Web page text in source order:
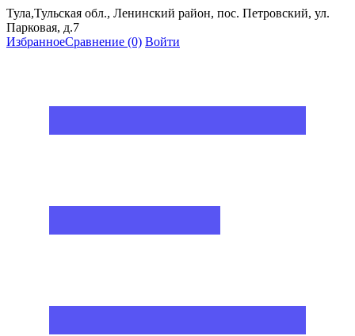
Тула,Тульская обл., Ленинский район, пос. Петровский, ул.
Парковая, д.7
ИзбранноеСравнение (0) Войти